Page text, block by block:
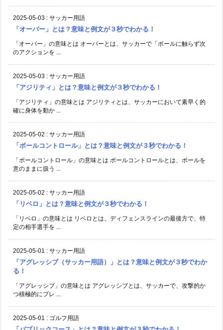
2025-05-03 : サッカー用語
「オーバー」とは？意味と例文が３秒でわかる！
「オーバー」の意味とは オーバーとは、サッカーで「ボールに触らず次
のアクションを ...
2025-05-03 : サッカー用語
「アジリティ」とは？意味と例文が３秒でわかる！
「アジリティ」の意味とは アジリティとは、サッカーにおいて素早く的
確に身体を動か ...
2025-05-02 : サッカー用語
「ボールコントロール」とは？意味と例文が３秒でわかる！
「ボールコントロール」の意味とは ボールコントロールとは、ボールを
意のままに扱う ...
2025-05-02 : サッカー用語
「リベロ」とは？意味と例文が３秒でわかる！
「リベロ」の意味とは リベロとは、ディフェンスラインの最後方で、特
定の相手選手を ...
2025-05-01 : サッカー用語
「アグレッシブ（サッカー用語）」とは？意味と例文が３秒でわか
る！
「アグレッシブ」の意味とは アグレッシブとは、サッカーで、攻撃的か
つ積極的にプレ ...
2025-05-01 : ゴルフ用語